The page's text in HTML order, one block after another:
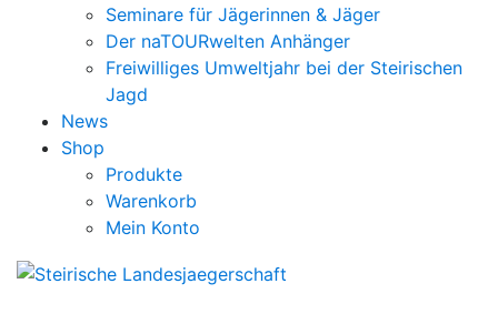
Seminare für Jägerinnen & Jäger
Der naTOURwelten Anhänger
Freiwilliges Umweltjahr bei der Steirischen
Jagd
News
Shop
Produkte
Warenkorb
Mein Konto